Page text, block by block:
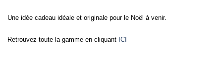
Une idée cadeau idéale et originale pour le Noël à venir.
Retrouvez toute la gamme en cliquant ICI